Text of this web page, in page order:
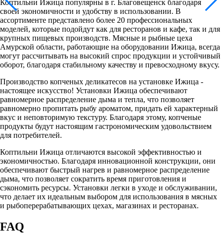
Коптильни Ижица популярны в г. Благовещенск благодаря
своей экономичности и удобству в использовании. В
ассортименте представлено более 20 профессиональных
моделей, которые подойдут как для ресторанов и кафе, так и для
крупных пищевых производств. Мясные и рыбные цеха
Амурской области, работающие на оборудовании Ижица, всегда
могут рассчитывать на высокий спрос продукции и устойчивый
оборот, благодаря стабильному качеству и превосходному вкусу.
Производство копченых деликатесов на установке Ижица -
настоящее искусство! Установки Ижица обеспечивают
равномерное распределение дыма и тепла, что позволяет
равномерно пропитать рыбу ароматом, придать ей характерный
вкус и неповторимую текстуру. Благодаря этому, копченые
продукты будут настоящим гастрономическим удовольствием
для потребителей.
Коптильни Ижица отличаются высокой эффективностью и
экономичностью. Благодаря инновационной конструкции, они
обеспечивают быстрый нагрев и равномерное распределение
дыма, что позволяет сократить время приготовления и
сэкономить ресурсы. Установки легки в уходе и обслуживании,
что делает их идеальным выбором для использования в мясных
и рыбоперерабатывающих цехах, магазинах и ресторанах.
FAQ